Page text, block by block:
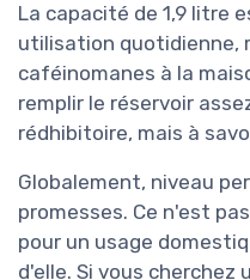
La capacité de 1,9 litre
utilisation quotidienne,
caféinomanes à la
remplir le réservoir
rédhibitoire, mais à
Globalement, niveau
promesses. Ce n'est
pour un usage
d'elle. Si vous cherchez